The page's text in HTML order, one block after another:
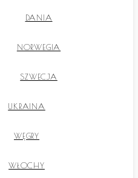
DANIA
NORWEGIA
SZWECJA
UKRAINA
WĘGRY
WŁOCHY